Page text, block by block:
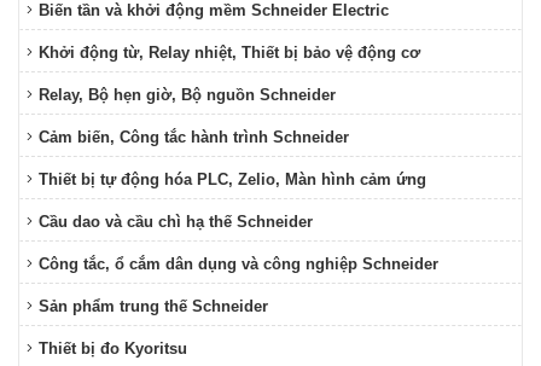
Biến tần và khởi động mềm Schneider Electric
Khởi động từ, Relay nhiệt, Thiết bị bảo vệ động cơ
Relay, Bộ hẹn giờ, Bộ nguồn Schneider
Cảm biến, Công tắc hành trình Schneider
Thiết bị tự động hóa PLC, Zelio, Màn hình cảm ứng
Cầu dao và cầu chì hạ thế Schneider
Công tắc, ổ cắm dân dụng và công nghiệp Schneider
Sản phẩm trung thế Schneider
Thiết bị đo Kyoritsu